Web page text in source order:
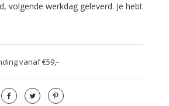
volgende werkdag geleverd. Je hebt
vanaf €59,-